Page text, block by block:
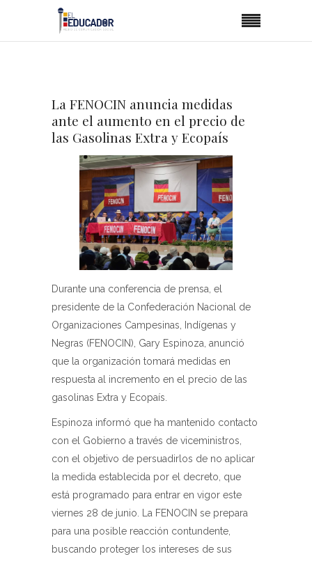
La FENOCIN anuncia medidas
ante el aumento en el precio de
las Gasolinas Extra y Ecopaís
Durante una conferencia de prensa, el
presidente de la Confederación Nacional de
Organizaciones Campesinas, Indígenas y
Negras (FENOCIN), Gary Espinoza, anunció
que la organización tomará medidas en
respuesta al incremento en el precio de las
gasolinas Extra y Ecopaís.
Espinoza informó que ha mantenido contacto
con el Gobierno a través de viceministros,
con el objetivo de persuadirlos de no aplicar
la medida establecida por el decreto, que
está programado para entrar en vigor este
viernes 28 de junio. La FENOCIN se prepara
para una posible reacción contundente,
buscando proteger los intereses de sus